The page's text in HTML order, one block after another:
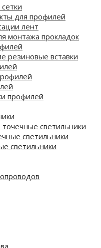
для профилей
лент
монтажа прокладок
резиновые вставки
профилей
светильники
светильники
светильники